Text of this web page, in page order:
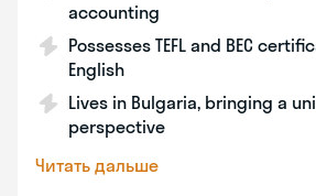
accounting
Possesses TEFL and BEC
English
Lives in Bulgaria, bringing a
perspective
Читать дальше